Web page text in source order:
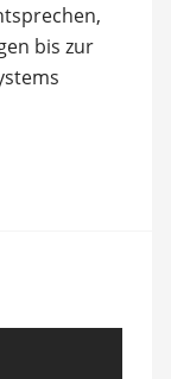
bis zur